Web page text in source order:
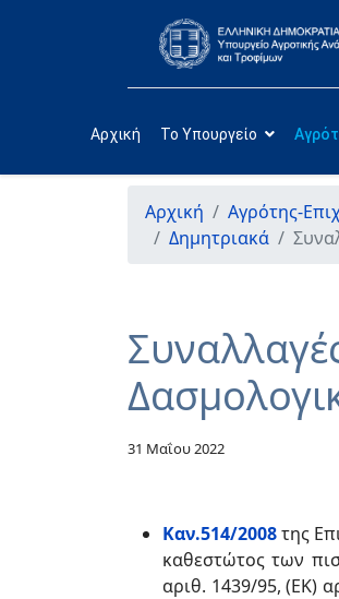
Αρχική Το Υπουργείο
Αρχική Αγρότης-
Δημητριακά
31 Μαΐου 2022
Καν.514/2008της
καθεστώτος των
αριθ. 1439/95, (ΕΚ)